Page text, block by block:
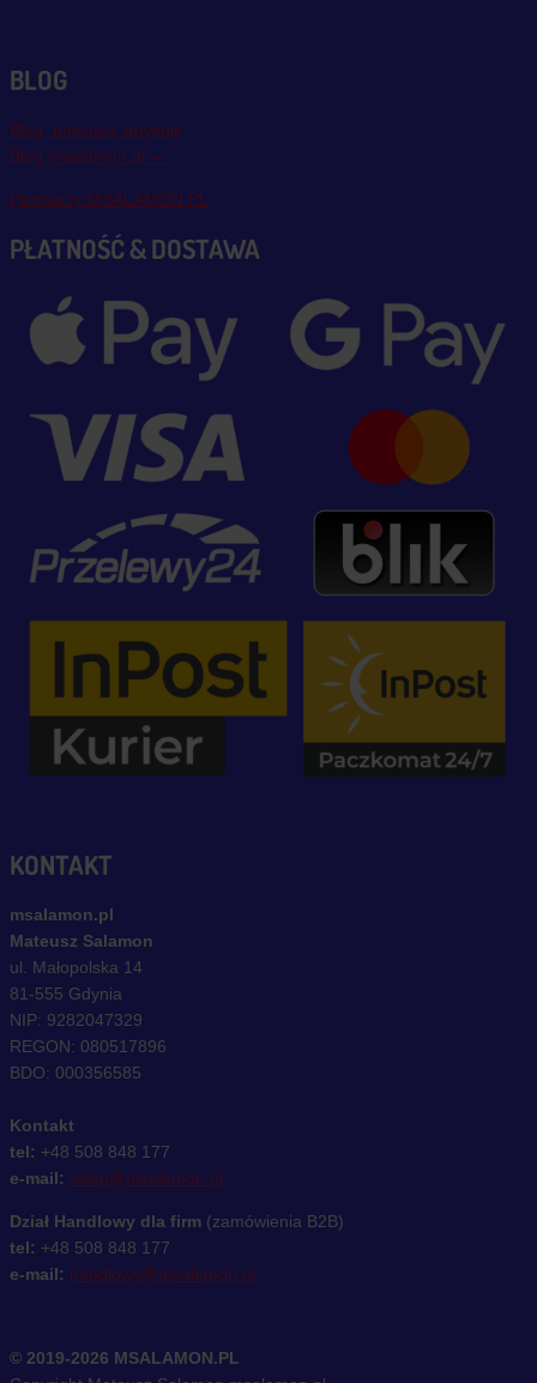
BLOG
Blog, nowości, artykuły
Blog msalamon.pl →
Partnerzy MSALAMON.PL
PŁATNOŚĆ & DOSTAWA
KONTAKT
msalamon.pl
Mateusz Salamon
ul. Małopolska 14
81-555 Gdynia
NIP: 9282047329
REGON: 080517896
BDO: 000356585
Kontakt
tel: +48 508 848 177
e-mail: sklep@msalamon.pl
Dział Handlowy dla firm (zamówienia B2B)
tel: +48 508 848 177
e-mail: handlowy@msalamon.pl
© 2019-2026 MSALAMON.PL